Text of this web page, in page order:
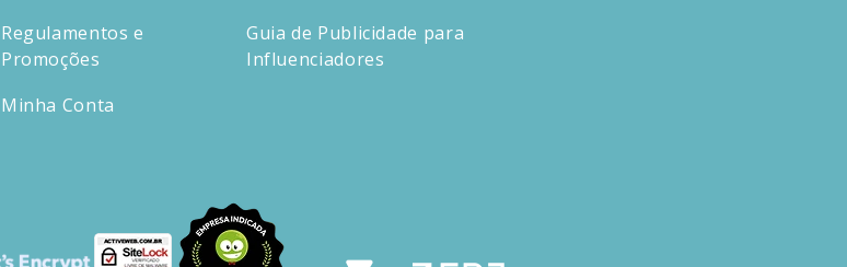
Regulamentos e
Promoções
Minha Conta
Guia de Publicidade para
Influenciadores